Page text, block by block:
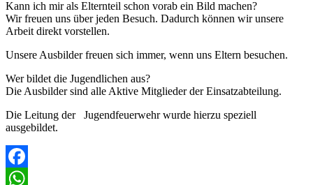
Kann ich mir als Elternteil schon vorab ein Bild machen?
Wir freuen uns über jeden Besuch. Dadurch können wir unsere
Arbeit direkt vorstellen.
Unsere Ausbilder freuen sich immer, wenn uns Eltern besuchen.
Wer bildet die Jugendlichen aus?
Die Ausbilder sind alle Aktive Mitglieder der Einsatzabteilung.
Die Leitung der Jugendfeuerwehr wurde hierzu speziell
ausgebildet.
Facebook